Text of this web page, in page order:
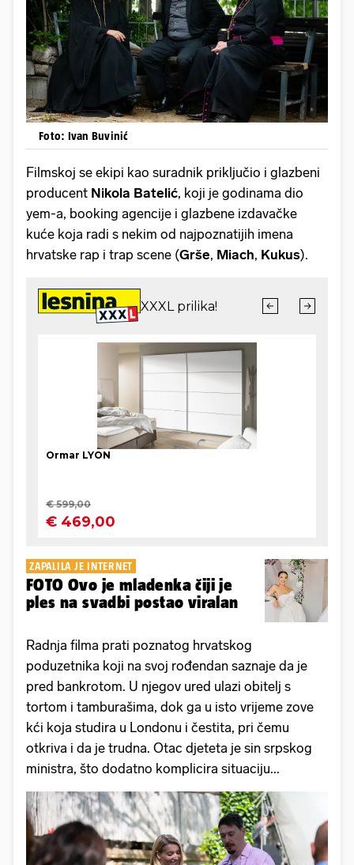
Foto: Ivan Buvinić
Filmskoj se ekipi kao suradnik priključio i glazbeni
producent Nikola Batelić, koji je godinama dio
yem-a, booking agencije i glazbene izdavačke
kuće koja radi s nekim od najpoznatijih imena
hrvatske rap i trap scene (Grše, Miach, Kukus).
ZAPALILA JE INTERNET
FOTO Ovo je mladenka čiji je
ples na svadbi postao viralan
Radnja filma prati poznatog hrvatskog
poduzetnika koji na svoj rođendan saznaje da je
pred bankrotom. U njegov ured ulazi obitelj s
tortom i tamburašima, dok ga u isto vrijeme zove
kći koja studira u Londonu i čestita, pri čemu
otkriva i da je trudna. Otac djeteta je sin srpskog
ministra, što dodatno komplicira situaciju...